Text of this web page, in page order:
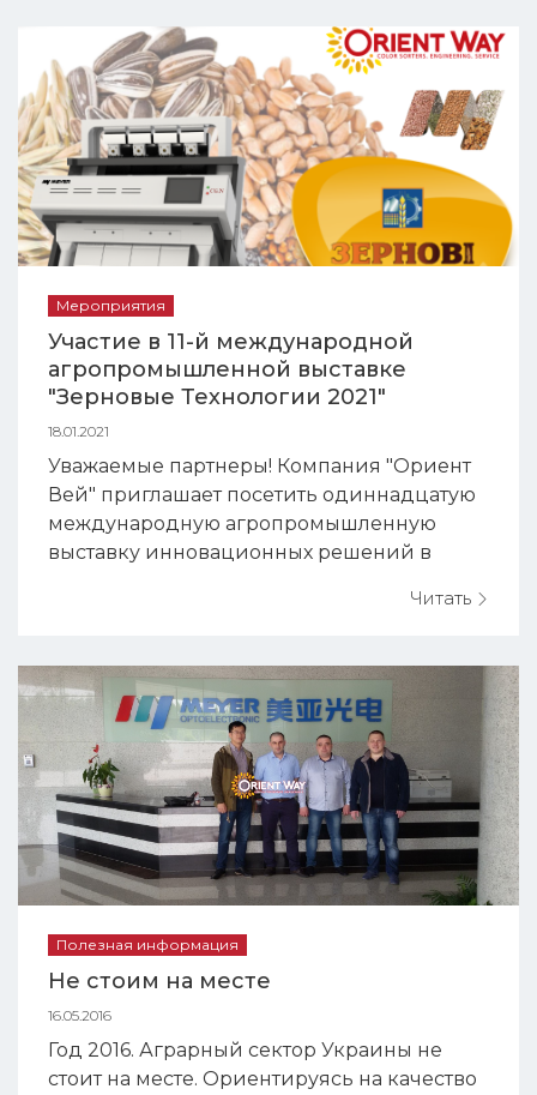
Ждем Вас на стенде нашей компании на 3
этаже, стенд В5.
Мероприятия
Участие в 11-й международной
агропромышленной выставке
"Зерновые Технологии 2021"
18.01.2021
Уважаемые партнеры! Компания "Ориент
Вей" приглашает посетить одиннадцатую
международную агропромышленную
выставку инновационных решений в
2021", которая состоится с 16 по 18 февраля
Международный Выставочный Центр,
Броварской проспект, 15 (м.
Левобережная).Ждём Вас на нашем экс...
Читать
Полезная информация
Не стоим на месте
16.05.2016
Год 2016. Аграрный сектор Украины не
стоит на месте. Ориентируясь на качество